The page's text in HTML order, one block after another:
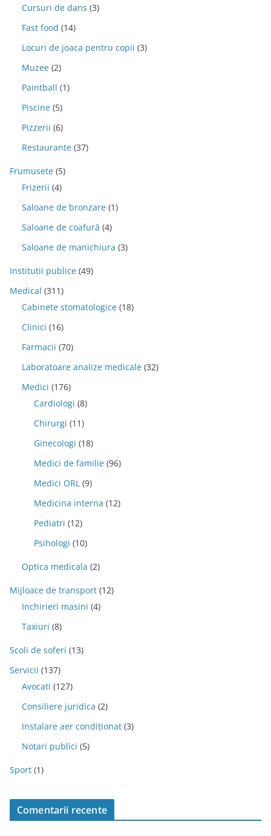
Cursuri de dans (3)
Fast food (14)
Locuri de joaca pentru copii (3)
Muzee (2)
Paintball (1)
Piscine (5)
Pizzerii (6)
Restaurante (37)
Frumusete (5)
Frizerii (4)
Saloane de bronzare (1)
Saloane de coafură (4)
Saloane de manichiura (3)
Institutii publice (49)
Medical (311)
Cabinete stomatologice (18)
Clinici (16)
Farmacii (70)
Laboratoare analize medicale (32)
Medici (176)
Cardiologi (8)
Chirurgi (11)
Ginecologi (18)
Medici de familie (96)
Medici ORL (9)
Medicina interna (12)
Pediatri (12)
Psihologi (10)
Optica medicala (2)
Mijloace de transport (12)
Inchirieri masini (4)
Taxiuri (8)
Scoli de soferi (13)
Servicii (137)
Avocati (127)
Consiliere juridica (2)
Instalare aer condiționat (3)
Notari publici (5)
Sport (1)
Comentarii recente